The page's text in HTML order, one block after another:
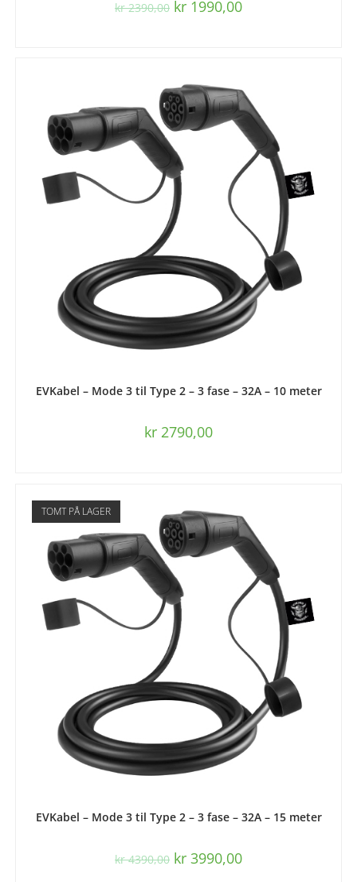
kr2390,00 kr 1990,00
EVKabel – Mode 3 til Type 2 – 3 fase – 32A – 10 meter
kr 2790,00
TOMT PÅ LAGER
EVKabel – Mode 3 til Type 2 – 3 fase – 32A – 15 meter
kr4390,00 kr 3990,00